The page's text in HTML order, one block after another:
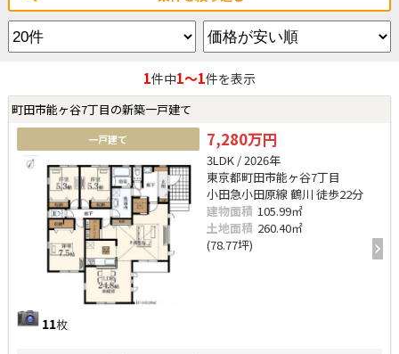
1件中1～1件を表示
町田市能ヶ谷7丁目の新築一戸建て
一戸建て
11枚
7,280万円
3LDK / 2026年
東京都町田市能ヶ谷7丁目
小田急小田原線 鶴川 徒歩22分
建物面積 105.99㎡
土地面積 260.40㎡
(78.77坪)